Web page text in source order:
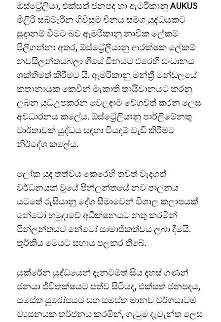
ඔස්ට්‍රේලියා, එක්සත් ජනපද හා ඇමරිකානු AUKUS
මිලිරි සබ්මැරීන ගිවිසුම චීනය සමග යුද්ධයකට
සූදානම් වීමට බව ඇමරිකානු නාවික ලේකම්
පිලිගන්නා අතර, ඕස්ට්‍රේලියානු ආරක්ෂක ලේකම්
නවසීලන්තයබලා ගියේ චීනයට එරෙහි සංධානය
ශක්තිමත් කිරීමට යි. ඇමරිකානු මන්ත්‍රී මන්ඩලයේ
කතානායක කෙවින් මැකාති තායිවානයට කරනු
ලබන යුධඋපකරන වෙලඳාම වේගවත් කරන ලෙස
අවධාරනය කලේය. ඕස්ට්‍රේලියානු පාර්ලිමේනතු
වාර්තාවක් යුද්ධය සඳහා වියඳම් වැඩි කිරීමට
නිර්දේශ කලේය.
ලෝක යුද තත්වය කෙරෙහි තවත් වැදගත්
වර්ධනයක් වූයේ පින්ලන්තයේ නව පාලනය
යටතේ රුසියානු දේශ සීමාවෙන් විශාල කලාපයක්
නේටෝ හමුදාවේ අධීක්ෂනයට නතු කරමින්
පින්ලන්තයට නේටෝ සාමාජිකත්වය ලබා දීමයි.
තුර්කිය මෙයට සහාය පලකර තිබේ.
යුක්රේන යුද්ධයෙන් දැනටමත් සිය දහස් ගණන්
ජනයා ජීවිතක්ෂයට පත්ව සිටියද, එක්සත් ජනපදය,
සමස්ත යුරෝපයට සහ සමස්ත මානව වර්ගයාටම
ව්‍යසනයක තර්ජනය කරමින්, ගැටුම දැවැන්ත ලෙස